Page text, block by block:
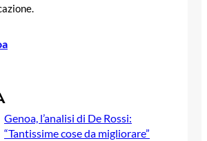
Genoa, l’analisi di De Rossi:
“Tantissime cose da migliorare”